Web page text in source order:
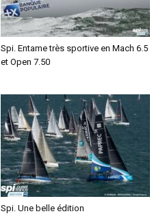
Spi. Entame très sportive en Mach 6.5
et Open 7.50
Spi. Une belle édition